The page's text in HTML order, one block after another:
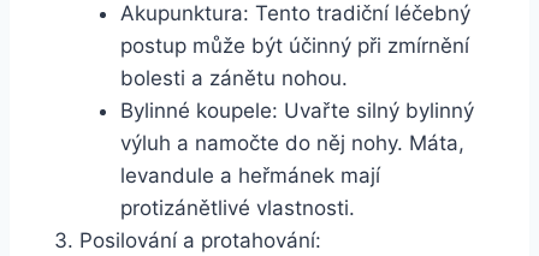
Akupunktura: Tento tradiční léčebný
postup může být účinný při zmírnění
bolesti a zánětu nohou.
Bylinné koupele: Uvařte silný bylinný
výluh a namočte do něj nohy. Máta,
levandule a heřmánek mají
protizánětlivé vlastnosti.
Posilování a protahování: